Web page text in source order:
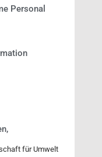
Personal
für Umwelt